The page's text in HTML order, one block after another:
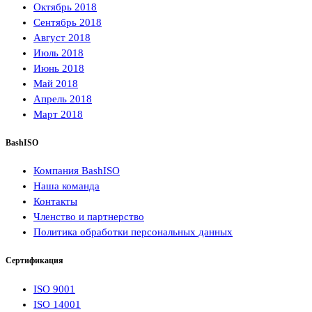
Октябрь 2018
Сентябрь 2018
Август 2018
Июль 2018
Июнь 2018
Май 2018
Апрель 2018
Март 2018
BashISO
Компания BashISO
Наша команда
Контакты
Членство и партнерство
Политика обработки персональных данных
Сертификация
ISO 9001
ISO 14001